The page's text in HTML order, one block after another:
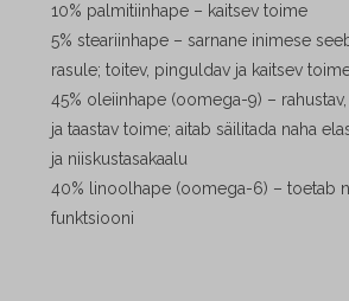
10% palmitiinhape – kaitsev toime
5% steariinhape – sarnane inimese
rasule; toitev, pinguldav ja kaitsev
45% oleiinhape (oomega-9) –
ja taastav toime; aitab säilitada naha
ja niiskustasakaalu
40% linoolhape (oomega-6) – toetab
funktsiooni